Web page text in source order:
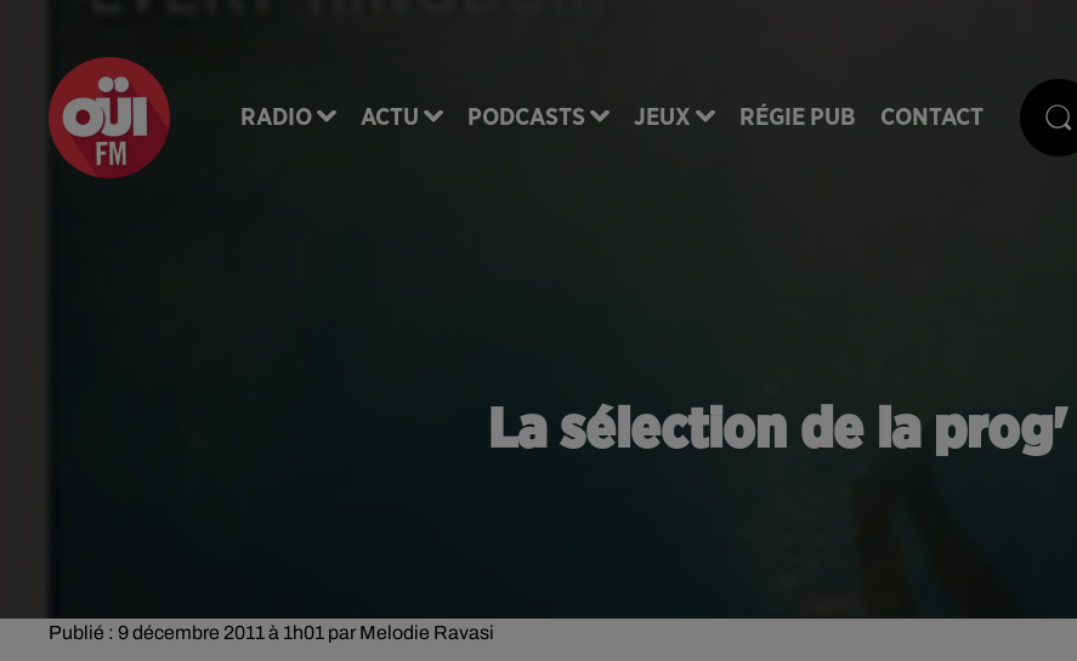
RADIO ACTU PODCASTS JEUX RÉGIE PUB CONTACT
La sélection de la
Publié : 9 décembre 2011 à 1h01 par Melodie Ravasi